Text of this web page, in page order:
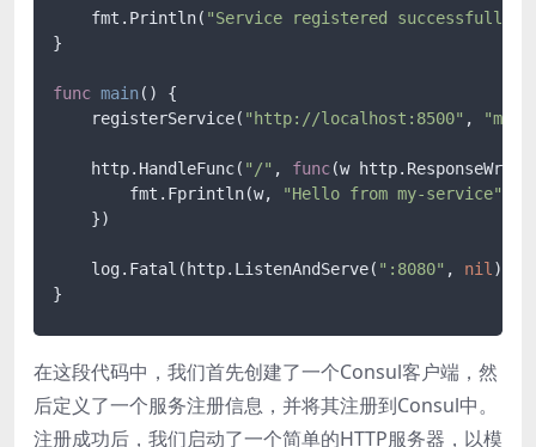
    fmt.Println(
"Service registered successfully"
}
func main()
{
    registerService(
"http://localhost:8500" , "my-
    http.HandleFunc(
"/" , func(w
        fmt.Fprintln(w,
"Hello from my-service"
    })
    log.Fatal(http.ListenAndServe(
":8080" , nil ))
在这段代码中，我们首先创建了一个Consul客户端，然
后定义了一个服务注册信息，并将其注册到Consul中。
注册成功后，我们启动了一个简单的HTTP服务器，以模